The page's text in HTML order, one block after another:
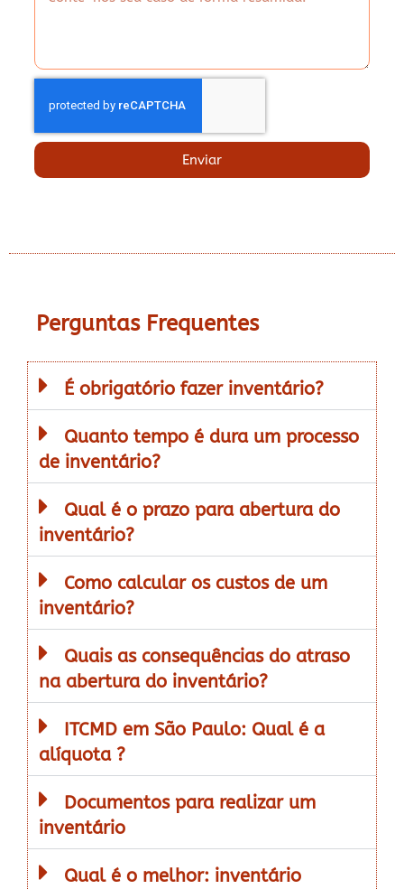
Enviar
Perguntas Frequentes
É obrigatório fazer inventário?
Quanto tempo é dura um processo
de inventário?
Qual é o prazo para abertura do
inventário?
Como calcular os custos de um
inventário?
Quais as consequências do atraso
na abertura do inventário?
ITCMD em São Paulo: Qual é a
alíquota ?
Documentos para realizar um
inventário
Qual é o melhor: inventário